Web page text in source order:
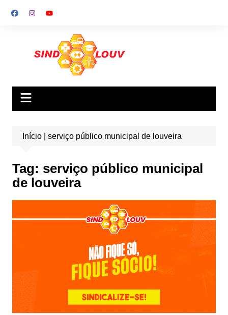
para
Início| serviço público municipal de louveira
Tag: serviço público municipal
de louveira